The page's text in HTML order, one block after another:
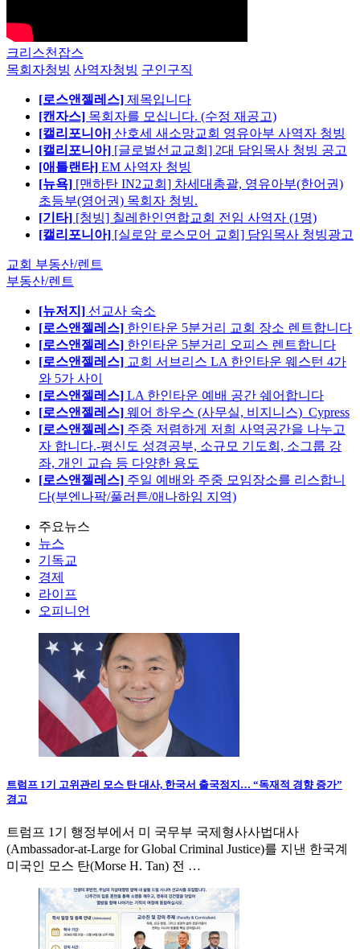
크리스천잡스
목회자청빙 사역자청빙 구인구직
[로스앤젤레스] 제목입니다
[캔자스] 목회자를 모십니다. (수정 재공고)
[캘리포니아] 산호세 새소망교회 영유아부 사역자 청빙
[캘리포니아] [글로벌선교교회] 2대 담임목사 청빙 공고
[애틀랜타] EM 사역자 청빙
[뉴욕] [맨하탄 IN2교회] 차세대총괄, 영유아부(한어권)
초등부(영어권) 목회자 청빙.
[기타] [청빙] 칠레한인연합교회 전임 사역자 (1명)
[캘리포니아] [실로암 로스모어 교회] 담임목사 청빙광고
교회 부동산/렌트
부동산/렌트
[뉴저지] 선교사 숙소
[로스앤젤레스] 한인타운 5분거리 교회 장소 렌트합니다
[로스앤젤레스] 한인타운 5분거리 오피스 렌트합니다
[로스앤젤레스] 교회 서브리스 LA 한인타운 웨스턴 4가
와 5가 사이
[로스앤젤레스] LA 한인타운 예배 공간 쉐어합니다
[로스앤젤레스] 웨어 하우스 (사무실, 비지니스)_Cypress
[로스앤젤레스] 주중 저렴하게 저희 사역공간을 나누고
자 합니다.-평신도 성경공부, 소규모 기도회, 소그룹 강
좌, 개인 교습 등 다양한 용도
[로스앤젤레스] 주일 예배와 주중 모임장소를 리스합니
다(부엔나팍/풀러튼/애나하임 지역)
주요뉴스
뉴스
기독교
경제
라이프
오피니언
트럼프 1기 고위관리 모스 탄 대사, 한국서 출국정지… “독재적 경향 증가”
경고
트럼프 1기 행정부에서 미 국무부 국제형사사법대사
(Ambassador-at-Large for Global Criminal Justice)를 지낸 한국계
미국인 모스 탄(Morse H. Tan) 전 …